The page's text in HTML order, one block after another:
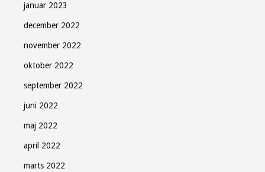
januar 2023
december 2022
november 2022
oktober 2022
september 2022
juni 2022
maj 2022
april 2022
marts 2022